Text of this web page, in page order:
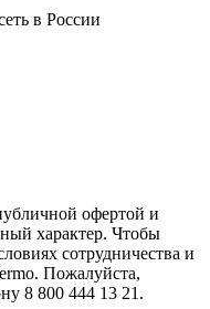
в России
офертой и
характер. Чтобы
сотрудничества и
Пожалуйста,
8 800 444 13 21.